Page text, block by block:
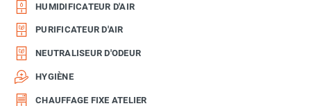
HUMIDIFICATEUR D'AIR
PURIFICATEUR D'AIR
NEUTRALISEUR D'ODEUR
HYGIÈNE
CHAUFFAGE FIXE ATELIER